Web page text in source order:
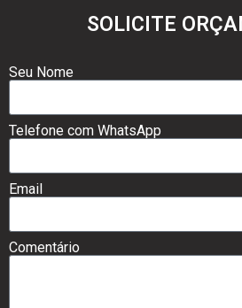
SOLICITE
Seu Nome
Telefone com WhatsApp
Email
Comentário